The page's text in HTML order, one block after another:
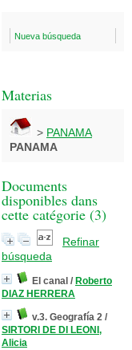
Nueva búsqueda
Materias
> PANAMA
PANAMA
Documents
disponibles dans
cette catégorie (3)
Refinar
búsqueda
El canal / Roberto
DIAZ HERRERA
v.3. Geografía 2 /
SIRTORI DE DI LEONI,
Alicia